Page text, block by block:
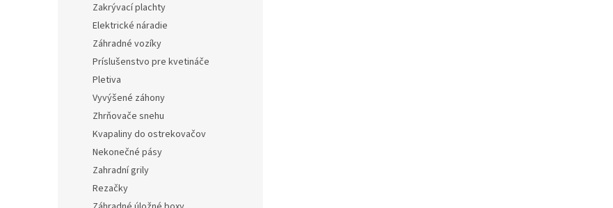
Zakrývací plachty
Elektrické náradie
Záhradné vozíky
Príslušenstvo pre kvetináče
Pletiva
Vyvýšené záhony
Zhrňovače snehu
Kvapaliny do ostrekovačov
Nekonečné pásy
Zahradní grily
Rezačky